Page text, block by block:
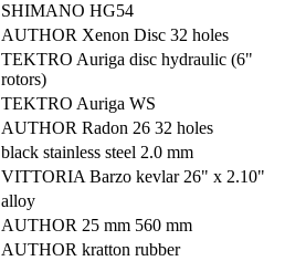
SHIMANO HG54
AUTHOR Xenon Disc 32 holes
TEKTRO Auriga disc hydraulic (6"
rotors)
TEKTRO Auriga WS
AUTHOR Radon 26 32 holes
black stainless steel 2.0 mm
VITTORIA Barzo kevlar 26" x 2.10"
alloy
AUTHOR 25 mm 560 mm
AUTHOR kratton rubber